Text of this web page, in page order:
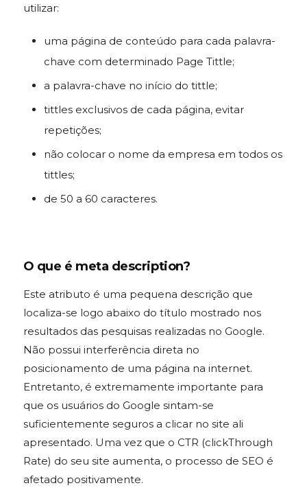
utilizar:
uma página de conteúdo para cada palavra-
chave com determinado Page Tittle;
a palavra-chave no início do tittle;
tittles exclusivos de cada página, evitar
repetições;
não colocar o nome da empresa em todos os
tittles;
de 50 a 60 caracteres.
O que é meta description?
Este atributo é uma pequena descrição que
localiza-se logo abaixo do título mostrado nos
resultados das pesquisas realizadas no Google.
Não possui interferência direta no
posicionamento de uma página na internet.
Entretanto, é extremamente importante para
que os usuários do Google sintam-se
suficientemente seguros a clicar no site ali
apresentado. Uma vez que o CTR (clickThrough
Rate) do seu site aumenta, o processo de SEO é
afetado positivamente.